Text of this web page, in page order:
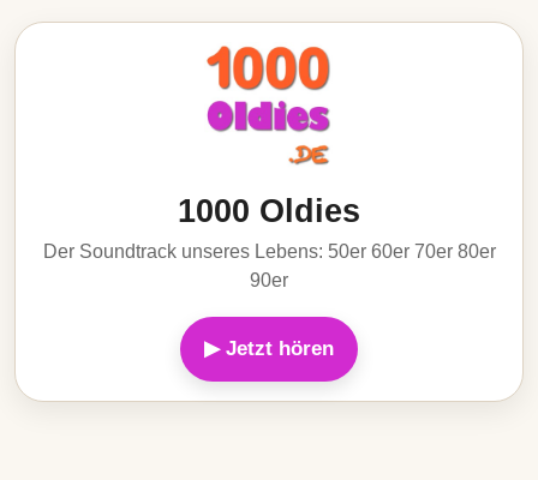
1000 Oldies
Der Soundtrack unseres Lebens: 50er 60er 70er 80er
90er
▶ Jetzt hören